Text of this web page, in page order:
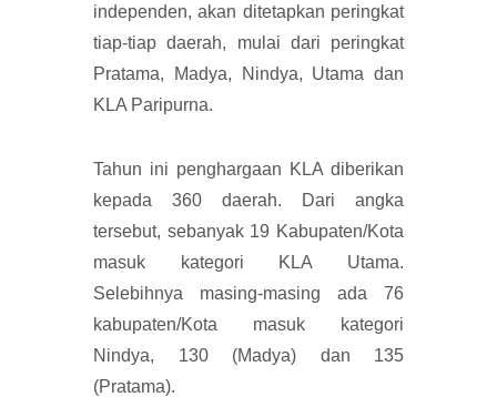
independen, akan ditetapkan peringkat
tiap-tiap daerah, mulai dari peringkat
Pratama, Madya, Nindya, Utama dan
KLA Paripurna.
Tahun ini penghargaan KLA diberikan
kepada 360 daerah. Dari angka
tersebut, sebanyak 19 Kabupaten/Kota
masuk kategori KLA Utama.
Selebihnya masing-masing ada 76
kabupaten/Kota masuk kategori
Nindya, 130 (Madya) dan 135
(Pratama).